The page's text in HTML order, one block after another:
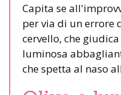
Capita se
per via di un errore
cervello, che
luminosa
che spetta al naso